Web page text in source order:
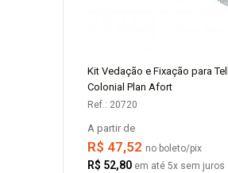
COMPRAR
Kit Vedação e Fixação para
Colonial Plan Afort
Ref.: 20720
A partir de
R$ 47,52 no boleto/pix
R$ 52,80 em até 5x sem juros